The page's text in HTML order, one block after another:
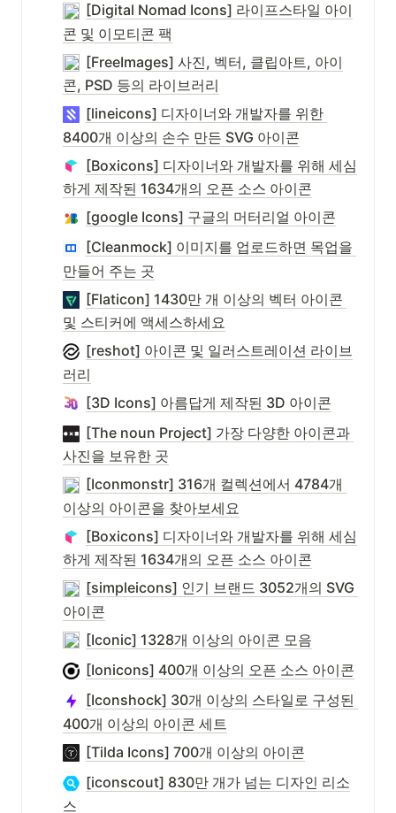
[Digital Nomad Icons] 라이프스타일 아이
콘 및 이모티콘 팩
[FreeImages] 사진, 벡터, 클립아트, 아이
콘, PSD 등의 라이브러리
[lineicons] 디자이너와 개발자를 위한
8400개 이상의 손수 만든 SVG 아이콘
[Boxicons] 디자이너와 개발자를 위해 세심
하게 제작된 1634개의 오픈 소스 아이콘
[google Icons] 구글의 머터리얼 아이콘
[Cleanmock] 이미지를 업로드하면 목업을
만들어 주는 곳
[Flaticon] 1430만 개 이상의 벡터 아이콘
및 스티커에 액세스하세요
[reshot] 아이콘 및 일러스트레이션 라이브
러리
[3D Icons] 아름답게 제작된 3D 아이콘
[The noun Project] 가장 다양한 아이콘과
사진을 보유한 곳
[Iconmonstr] 316개 컬렉션에서 4784개
이상의 아이콘을 찾아보세요
[Boxicons] 디자이너와 개발자를 위해 세심
하게 제작된 1634개의 오픈 소스 아이콘
[simpleicons] 인기 브랜드 3052개의 SVG
아이콘
[Iconic] 1328개 이상의 아이콘 모음
[Ionicons] 400개 이상의 오픈 소스 아이콘
[Iconshock] 30개 이상의 스타일로 구성된
400개 이상의 아이콘 세트
[Tilda Icons] 700개 이상의 아이콘
[iconscout] 830만 개가 넘는 디자인 리소
스